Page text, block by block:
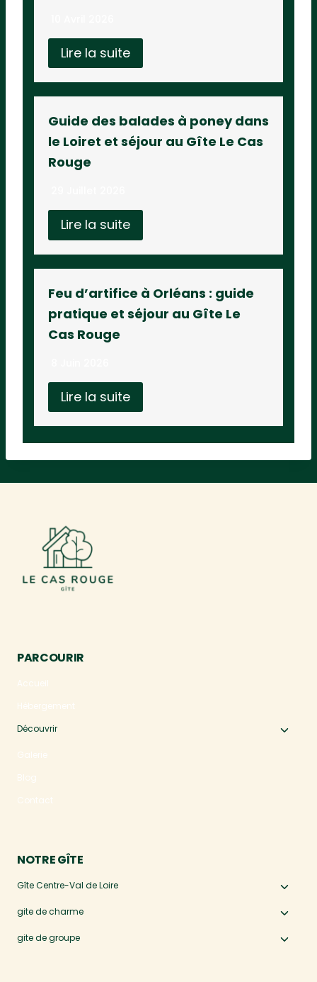
Lire la suite
Guide des balades à poney dans
le Loiret et séjour au Gîte Le Cas
Rouge
Lire la suite
Feu d’artifice à Orléans : guide
pratique et séjour au Gîte Le
Cas Rouge
Lire la suite
PARCOURIR
Accueil
Hébergement
Découvrir
Galerie
Blog
Contact
NOTRE GÎTE
Gîte Centre-Val de Loire
le
gite de charme
le
gite de groupe